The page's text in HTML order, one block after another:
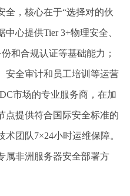
全，核心在于“选择对的伙
心提供Tier 3+物理安全、
和合规认证等基础能力；
安全审计和员工培训等运营
市场的专业服务商，在加
点提供符合国际安全标准的
团队7×24小时运维保障。
属非洲服务器安全部署方